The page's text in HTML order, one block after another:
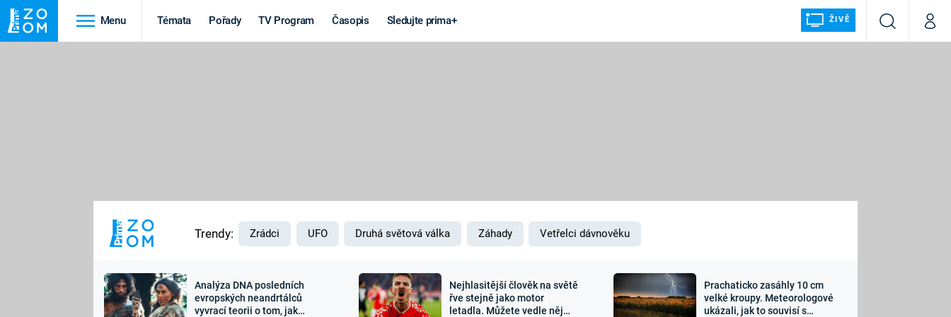
Menu Témata Pořady TV Program Časopis Sledujte prima+ ŽIVĚ
VyhledáváníMůj
MARS
Výročí
Záhady a
Zajímavosti Sledujte nás
Trendy: Zrádci UFO Druhá světová válka Záhady Vetřelci dávnověku
Analýza DNA posledních
evropských neandrtálců
vyvrací teorii o tom, jak
Nejhlasitější člověk na světě
řve stejně jako motor
letadla. Můžete vedle něj
Prachaticko zasáhly 10 cm
velké kroupy. Meteorologové
ukázali, jak to souvisí s